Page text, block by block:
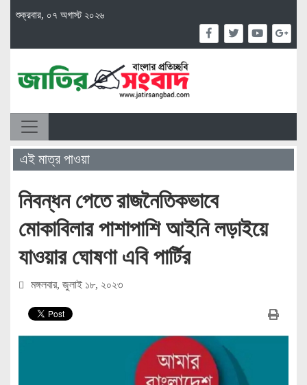
শুক্রবার, ০৭ অগাস্ট ২০২৬
এই মাত্র পাওয়া
নিবন্ধন পেতে রাজনৈতিকভাবে
মোকাবিলার পাশাপাশি আইনি লড়াইয়ে
যাওয়ার ঘোষণা এবি পার্টির
মঙ্গলবার, জুলাই ১৮, ২০২৩